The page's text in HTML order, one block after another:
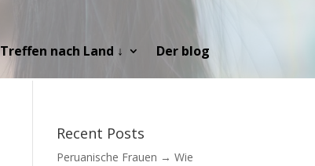
Treffen nach Land ↓ Der blog
Recent Posts
Peruanische Frauen → Wie